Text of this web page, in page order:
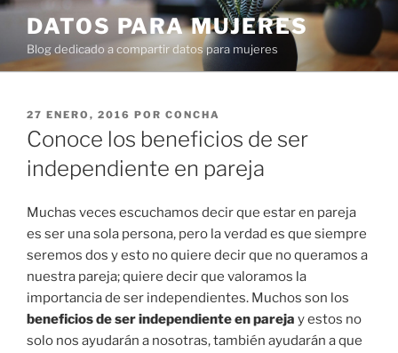
Ir
contenido
DATOS PARA MUJERES
Blog dedicado a compartir datos para mujeres
PUBLICADO
EN
27 ENERO, 2016 POR CONCHA
Conoce los beneficios de ser
independiente en pareja
Muchas veces escuchamos decir que estar en pareja
es ser una sola persona, pero la verdad es que siempre
seremos dos y esto no quiere decir que no queramos a
nuestra pareja; quiere decir que valoramos la
importancia de ser independientes. Muchos son los
beneficios de ser independiente en pareja y estos no
solo nos ayudarán a nosotras, también ayudarán a que